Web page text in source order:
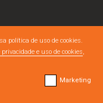
política de uso de cookies.
e uso de cookies,
Marketing